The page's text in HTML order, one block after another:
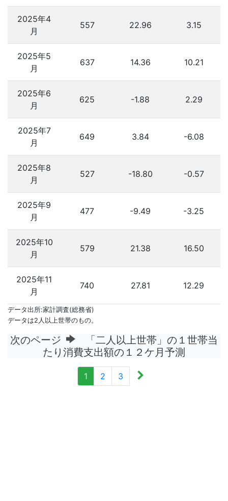
2025年4
月
557 22.96 3.15
2025年5
月
637 14.36 10.21
2025年6
月
625 -1.88 2.29
2025年7
月
649 3.84 -6.08
2025年8
月
527 -18.80 -0.57
2025年9
月
477 -9.49 -3.25
2025年10
月
579 21.38 16.50
2025年11
月
740 27.81 12.29
データ出所:家計調査(総務省)
データは2人以上世帯のもの。
次のページ
「二人以上世帯」の１世帯当
たり消費支出額の１２ケ月予測
1 2 3